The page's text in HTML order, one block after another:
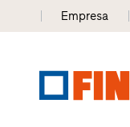
Empresa